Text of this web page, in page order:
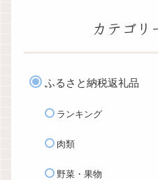
カテゴリ
ふるさと納税返礼品
ランキング
肉類
野菜・果物